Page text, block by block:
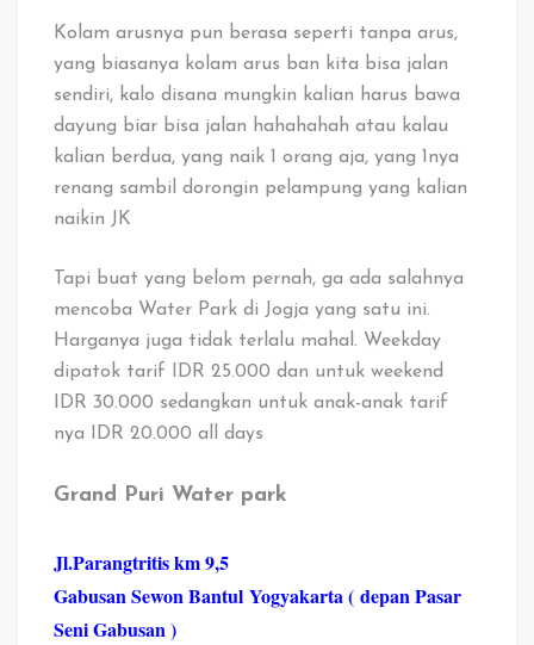
Kolam arusnya pun berasa seperti tanpa arus,
yang biasanya kolam arus ban kita bisa jalan
sendiri, kalo disana mungkin kalian harus bawa
dayung biar bisa jalan hahahahah atau kalau
kalian berdua, yang naik 1 orang aja, yang 1nya
renang sambil dorongin pelampung yang kalian
naikin JK
Tapi buat yang belom pernah, ga ada salahnya
mencoba Water Park di Jogja yang satu ini.
Harganya juga tidak terlalu mahal. Weekday
dipatok tarif IDR 25.000 dan untuk weekend
IDR 30.000 sedangkan untuk anak-anak tarif
nya IDR 20.000 all days
Grand Puri Water park
Jl.Parangtritis km 9,5
Gabusan Sewon Bantul Yogyakarta ( depan Pasar
Seni Gabusan )